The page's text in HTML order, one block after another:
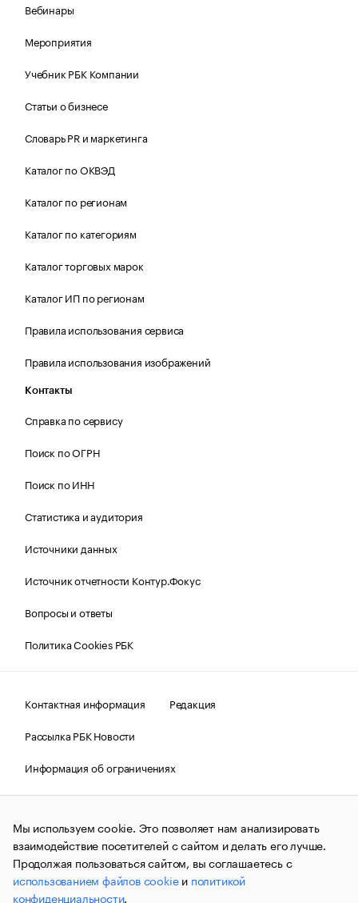
Вебинары
Мероприятия
Учебник РБК Компании
Статьи о бизнесе
Словарь PR и маркетинга
Каталог по ОКВЭД
Каталог по регионам
Каталог по категориям
Каталог торговых марок
Каталог ИП по регионам
Правила использования сервиса
Правила использования изображений
Контакты
Справка по сервису
Поиск по ОГРН
Поиск по ИНН
Статистика и аудитория
Источники данных
Источник отчетности Контур.Фокус
Вопросы и ответы
Политика Cookies РБК
Контактная информация
Редакция
Рассылка РБК Новости
Информация об ограничениях
Правовая информация
О соблюдении авторских прав
© АО «РОСБИЗНЕСКОНСАЛТИНГ»,1995–2026.Сообщения
и материалы информационного агентства «РБК»
(зарегистрировано Федеральной службой по надзору в сфере
связи, информационных технологий и массовых
коммуникаций (Роскомнадзор) 09.12.2015 за номером ИА
№ФС77-63848) сопровождаются пометкой «РБК». Отдельные
Мы используем cookie. Это позволяет нам анализировать
взаимодействие посетителей с сайтом и делать его лучше.
Продолжая пользоваться сайтом, вы соглашаетесь с
использованием файлов cookieи политикой
конфиденциальности.